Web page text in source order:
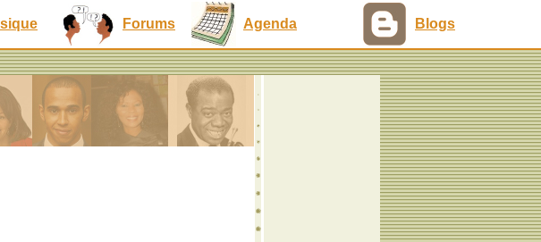
Forums Agenda Blogs